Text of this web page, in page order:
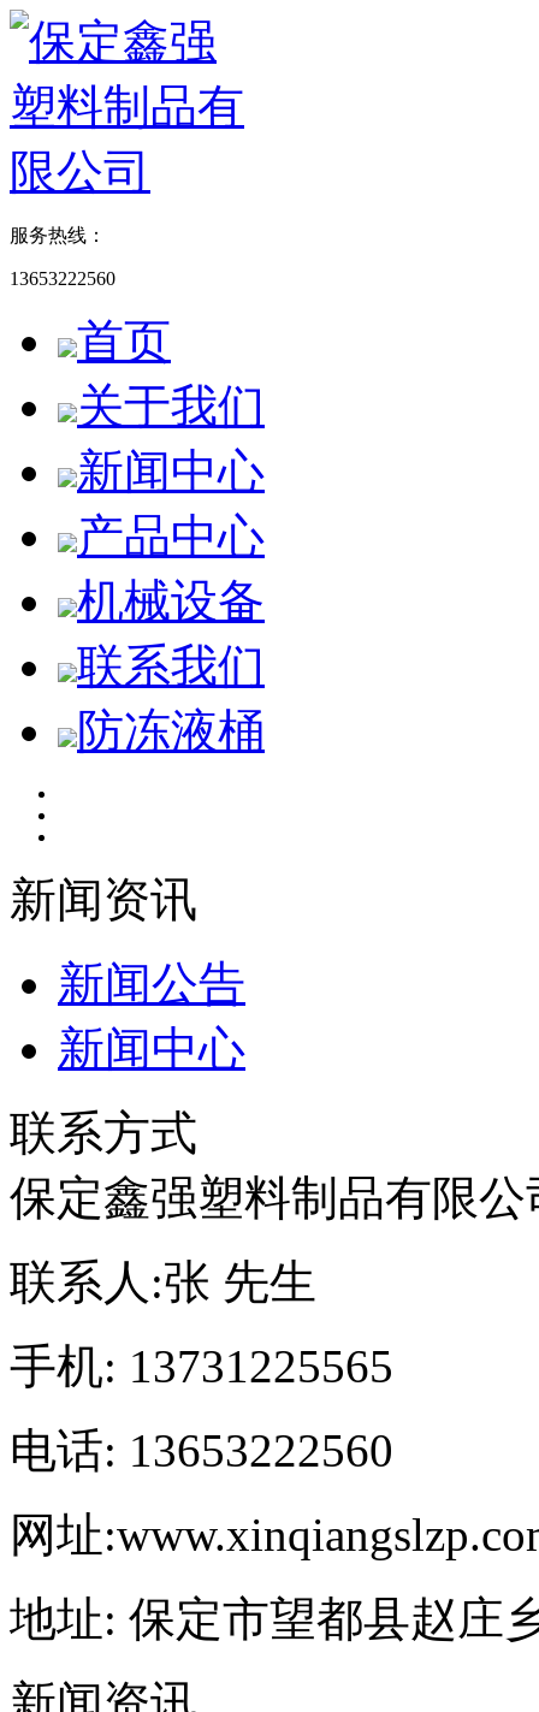
服务热线：
13653222560
首页
关于我们
新闻中心
产品中心
机械设备
联系我们
防冻液桶
新闻资讯
新闻公告
新闻中心
联系方式
保定鑫强塑料制品有限公
联系人:张 先生
手机: 13731225565
电话: 13653222560
网址:
地址: 保定市望都县赵庄